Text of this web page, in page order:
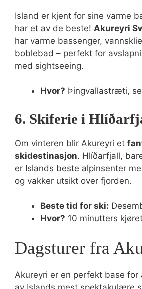
Island er kjent for sine varme
har et av de beste! Akureyri
har varme bassenger,
boblebad – perfekt for
med sightseeing.
Hvor? Þingvallastræti,
6. Skiferie i
Om vinteren blir Akureyri et
skidestinasjon. Hlíðarfjall,
er Islands beste alpinsenter
og vakker utsikt over fjorden.
Beste tid for ski:
Hvor? 10 minutters
Dagsturer fra
Akureyri er en perfekt base for
av Islands mest spektakulære